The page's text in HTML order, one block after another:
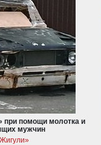
при помощи молотка и
мужчин